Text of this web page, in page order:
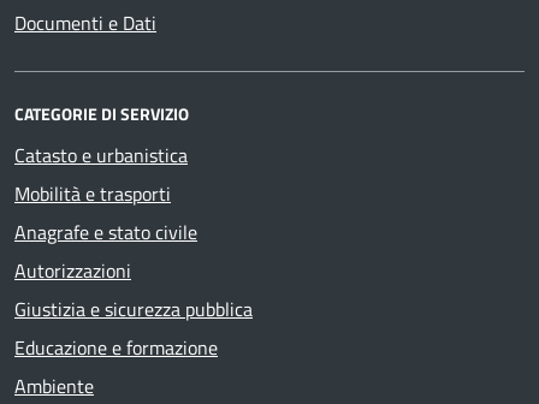
Documenti e Dati
CATEGORIE DI SERVIZIO
Catasto e urbanistica
Mobilità e trasporti
Anagrafe e stato civile
Autorizzazioni
Giustizia e sicurezza pubblica
Educazione e formazione
Ambiente